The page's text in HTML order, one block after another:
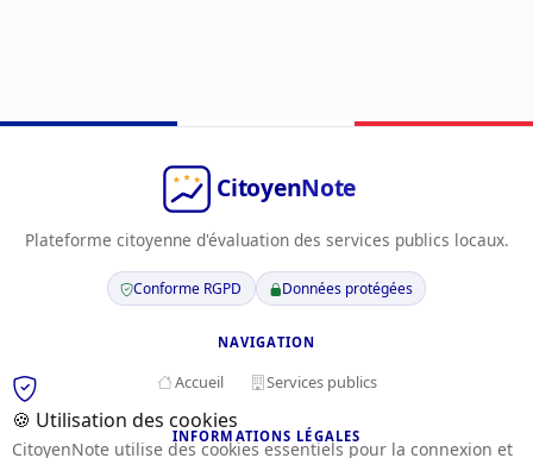
Plateforme citoyenne d'évaluation des services publics locaux.
Conforme RGPD Données protégées
NAVIGATION
Accueil Services publics
INFORMATIONS LÉGALES
🍪 Utilisation des cookies
CitoyenNote utilise des cookies essentiels pour la connexion et